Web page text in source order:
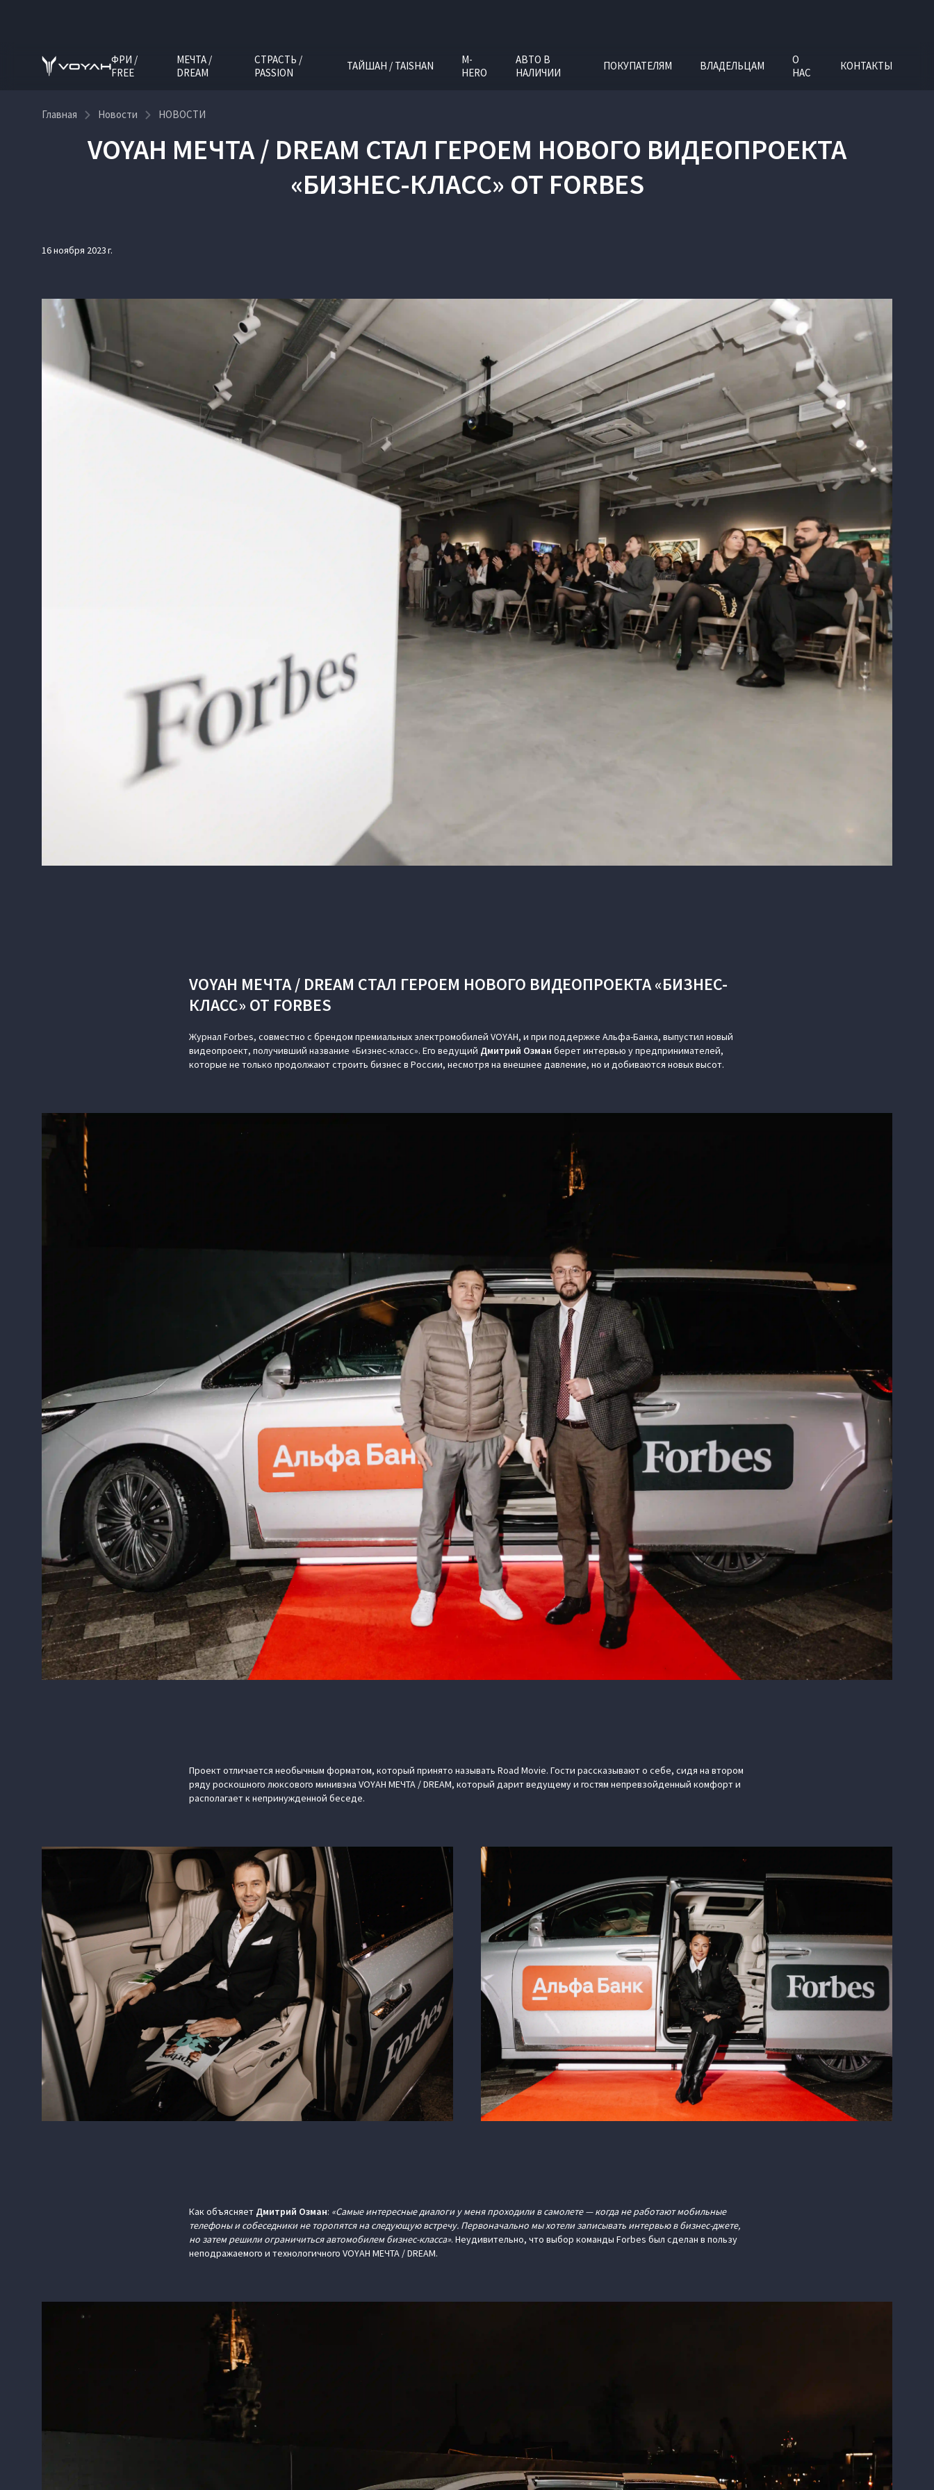
ФРИ /
FREE
МЕЧТА /
DREAM
СТРАСТЬ /
PASSION
ТАЙШАН / TAISHAN
M-
HERO
АВТО В
НАЛИЧИИ
ПОКУПАТЕЛЯМ ВЛАДЕЛЬЦАМ
О
НАС
КОНТАКТЫ
Главная Новости НОВОСТИ
VOYAH МЕЧТА / DREAM СТАЛ ГЕРОЕМ НОВОГО ВИДЕОПРОЕКТА
«БИЗНЕС-КЛАСС» ОТ FORBES
16 ноября 2023 г.
VOYAH МЕЧТА / DREAM СТАЛ ГЕРОЕМ НОВОГО ВИДЕОПРОЕКТА «БИЗНЕС-
КЛАСС» ОТ FORBES
Журнал Forbes, совместно с брендом премиальных электромобилей VOYAH, и при поддержке Альфа-Банка, выпустил новый
видеопроект, получивший название «Бизнес-класс». Его ведущий Дмитрий Озман берет интервью у предпринимателей,
которые не только продолжают строить бизнес в России, несмотря на внешнее давление, но и добиваются новых высот.
Проект отличается необычным форматом, который принято называть Road Movie. Гости рассказывают о себе, сидя на втором
ряду роскошного люксового минивэна VOYAH МЕЧТА / DREAM, который дарит ведущему и гостям непревзойденный комфорт и
располагает к непринужденной беседе.
Как объясняет Дмитрий Озман: «Самые интересные диалоги у меня проходили в самолете — когда не работают мобильные
телефоны и собеседники не торопятся на следующую встречу. Первоначально мы хотели записывать интервью в бизнес-джете,
но затем решили ограничиться автомобилем бизнес-класса». Неудивительно, что выбор команды Forbes был сделан в пользу
неподражаемого и технологичного VOYAH МЕЧТА / DREAM.